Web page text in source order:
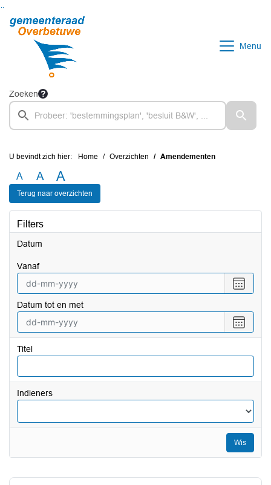
Menu
Zoeken
U bevindt zich hier: Home Overzichten Amendementen
A A A
Terug naar overzichten
Filters
Datum
vanaf
een
vanaf
Datum tot en met
een
tot
met
Titel
Indieners
Wis